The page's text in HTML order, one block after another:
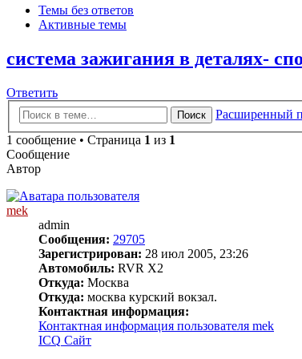
Темы без ответов
Активные темы
система зажигания в деталях-
Ответить
Поиск
Расширенный
1 сообщение • Страница 1 из 1
Сообщение
Автор
mek
admin
Сообщения: 29705
Зарегистрирован: 28 июл 2005, 23:26
Автомобиль: RVR X2
Откуда: Москва
Откуда: москва курский вокзал.
Контактная информация:
Контактная информация пользователя mek
ICQ Сайт